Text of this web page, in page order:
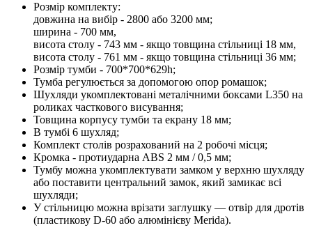
Розмір комплекту:
довжина на вибір - 2800 або 3200 мм;
ширина - 700 мм,
висота столу - 743 мм - якщо товщина стільниці 18 мм,
висота столу - 761 мм - якщо товщина стільниці 36 мм;
Розмір тумби - 700*700*629h;
Тумба регулюється за допомогою опор ромашок;
Шухляди укомплектовані металічними боксами L350 на
роликах часткового висування;
Товщина корпусу тумби та екрану 18 мм;
В тумбі 6 шухляд;
Комплект столів розрахований на 2 робочі місця;
Кромка - протиударна ABS 2 мм / 0,5 мм;
Тумбу можна укомплектувати замком у верхню шухляду
або поставити центральний замок, який замикає всі
шухляди;
У стільницю можна врізати заглушку — отвір для дротів
(пластикову D-60 або алюмінієву Merida).